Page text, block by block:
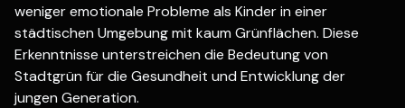
weniger emotionale Probleme als Kinder in einer
städtischen Umgebung mit kaum Grünflächen. Diese
Erkenntnisse unterstreichen die Bedeutung von
Stadtgrün für die Gesundheit und Entwicklung der
jungen Generation.